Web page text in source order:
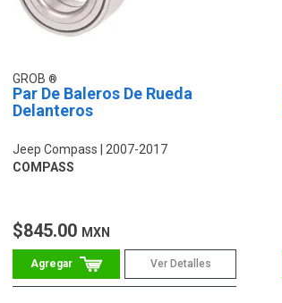
GROB
Par De Baleros De Rueda
Delanteros
Jeep Compass
2007-2017
COMPASS
$845.00 MXN
Ver Detalles